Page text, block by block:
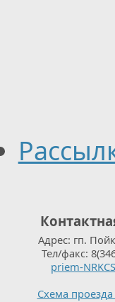
Адрес: гп.
Тел/факс:
priem-
Схема